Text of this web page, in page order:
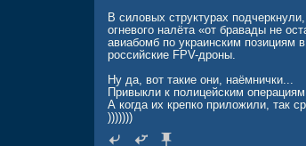
В силовых структурах
огневого налёта «от бравады не
авиабомб по украинским позициям
российские FPV-дроны.
Ну да, вот такие они, наёмнички...
Привыкли к полицейским
А когда их крепко приложили, так
)))))))